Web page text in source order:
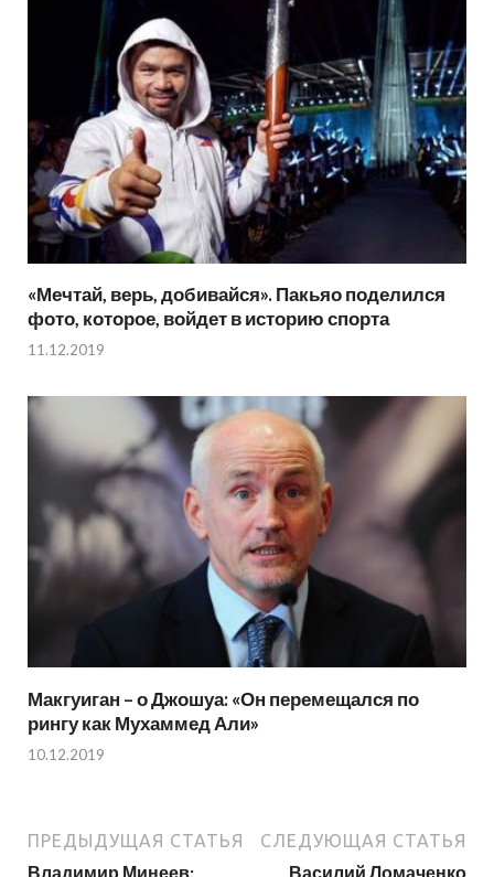
«Мечтай, верь, добивайся». Пакьяо поделился
фото, которое, войдет в историю спорта
11.12.2019
Макгуиган – о Джошуа: «Он перемещался по
рингу как Мухаммед Али»
10.12.2019
ПРЕДЫДУЩАЯ СТАТЬЯ
Владимир Минеев:
СЛЕДУЮЩАЯ СТАТЬЯ
Василий Ломаченко